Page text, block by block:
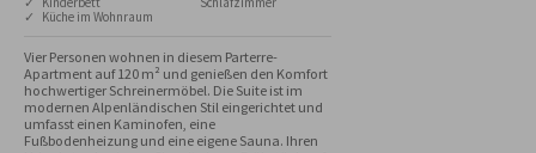
✓ Küche im Wohnraum
Vier Personen wohnen in diesem Parterre-
Apartment auf 120 m² und genießen den Komfort
hochwertiger Schreinermöbel. Die Suite ist im
modernen Alpenländischen Stil eingerichtet und
umfasst einen Kaminofen, eine
Fußbodenheizung und eine eigene Sauna. Ihren